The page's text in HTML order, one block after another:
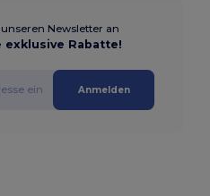
Newsletter an
exklusive Rabatte!
Anmelden